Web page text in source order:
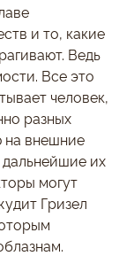
и то, какие
Ведь
Все это
человек,
разных
на внешние
дальнейшие их
могут
Гризел